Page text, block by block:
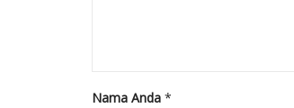
Nama Anda *